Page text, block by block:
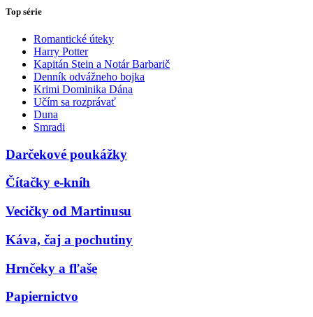
Top série
Romantické úteky
Harry Potter
Kapitán Stein a Notár Barbarič
Denník odvážneho bojka
Krimi Dominika Dána
Učím sa rozprávať
Duna
Smradi
Darčekové poukážky
Čítačky e-kníh
Vecičky od Martinusu
Káva, čaj a pochutiny
Hrnčeky a fľaše
Papiernictvo